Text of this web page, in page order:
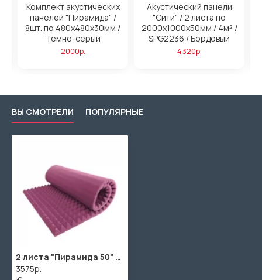
Комплект акустических
панелей "Пирамида" /
8шт. по 480x480х30мм /
Темно-серый
2000р.
Акустический панели
"Сити" / 2 листа по
2000х1000х50мм / 4м² /
SPG2236 / Бордовый
4320р.
ВЫ СМОТРЕЛИ ПОПУЛЯРНЫЕ
2 листа "Пирамида 50" / 2шт. по 1950х950х65мм / 4м² / SPG2236 / Фиолетовый
3575р.